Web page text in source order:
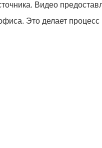
Видео
Это делает процесс